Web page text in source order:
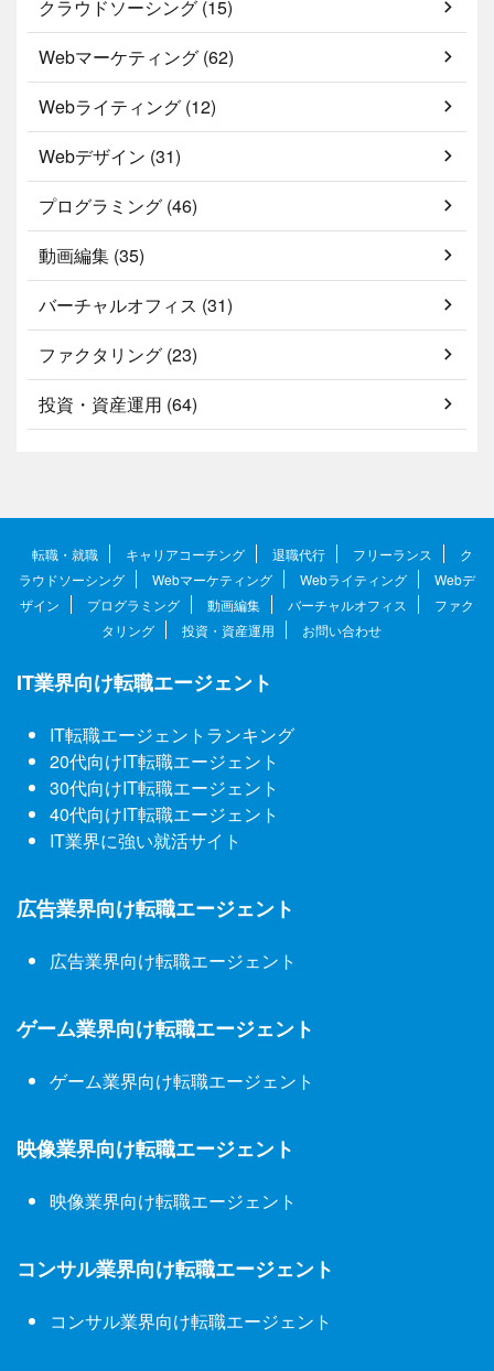
クラウドソーシング (15)
Webマーケティング (62)
Webライティング (12)
Webデザイン (31)
プログラミング (46)
動画編集 (35)
バーチャルオフィス (31)
ファクタリング (23)
投資・資産運用 (64)
転職・就職 キャリアコーチング 退職代行 フリーランス
ク
ラウドソーシング
Webマーケティング Webライティング
Webデ
ザイン
プログラミング 動画編集 バーチャルオフィス
ファク
タリング
投資・資産運用 お問い合わせ
IT業界向け転職エージェント
IT転職エージェントランキング
20代向けIT転職エージェント
30代向けIT転職エージェント
40代向けIT転職エージェント
IT業界に強い就活サイト
広告業界向け転職エージェント
広告業界向け転職エージェント
ゲーム業界向け転職エージェント
ゲーム業界向け転職エージェント
映像業界向け転職エージェント
映像業界向け転職エージェント
コンサル業界向け転職エージェント
コンサル業界向け転職エージェント